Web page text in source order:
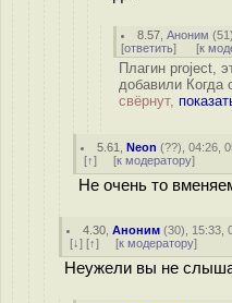
8.57 ,Аноним (51
[ответить] [к
Плагин project,
добавили Когда
свёрнут,
5.61 ,Neon (??), 04:26,
[↑] [к модератору]
Не очень то
4.30 ,Аноним (30), 15:33,
[↓] [↑] [к модератору]
Неужели вы не